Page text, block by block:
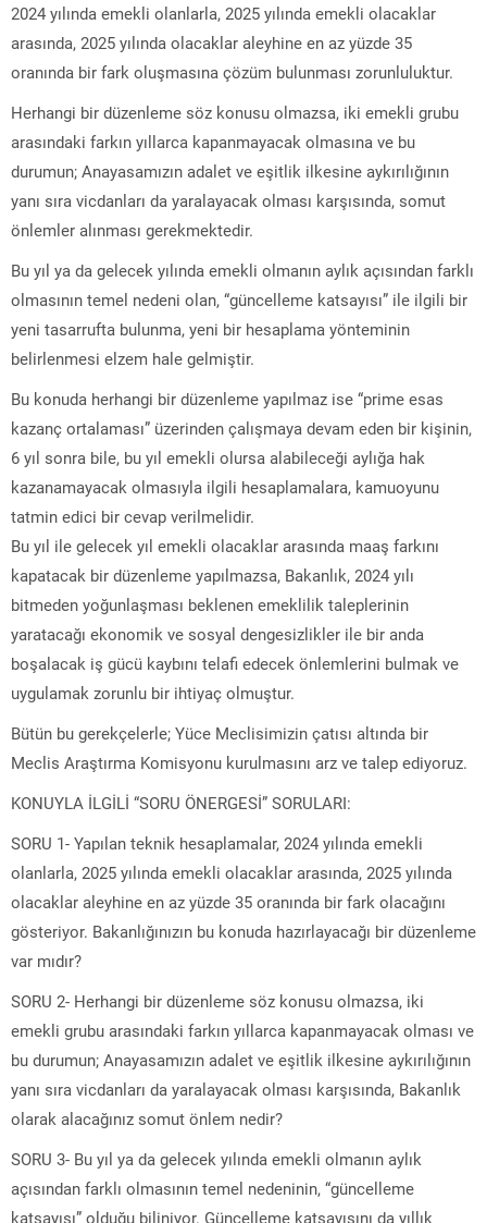
2024 yılında emekli olanlarla, 2025 yılında emekli olacaklar
arasında, 2025 yılında olacaklar aleyhine en az yüzde 35
oranında bir fark oluşmasına çözüm bulunması zorunluluktur.
Herhangi bir düzenleme söz konusu olmazsa, iki emekli grubu
arasındaki farkın yıllarca kapanmayacak olmasına ve bu
durumun; Anayasamızın adalet ve eşitlik ilkesine aykırılığının
yanı sıra vicdanları da yaralayacak olması karşısında, somut
önlemler alınması gerekmektedir.
Bu yıl ya da gelecek yılında emekli olmanın aylık açısından farklı
olmasının temel nedeni olan, “güncelleme katsayısı” ile ilgili bir
yeni tasarrufta bulunma, yeni bir hesaplama yönteminin
belirlenmesi elzem hale gelmiştir.
Bu konuda herhangi bir düzenleme yapılmaz ise “prime esas
kazanç ortalaması” üzerinden çalışmaya devam eden bir kişinin,
6 yıl sonra bile, bu yıl emekli olursa alabileceği aylığa hak
kazanamayacak olmasıyla ilgili hesaplamalara, kamuoyunu
tatmin edici bir cevap verilmelidir.
Bu yıl ile gelecek yıl emekli olacaklar arasında maaş farkını
kapatacak bir düzenleme yapılmazsa, Bakanlık, 2024 yılı
bitmeden yoğunlaşması beklenen emeklilik taleplerinin
yaratacağı ekonomik ve sosyal dengesizlikler ile bir anda
boşalacak iş gücü kaybını telafi edecek önlemlerini bulmak ve
uygulamak zorunlu bir ihtiyaç olmuştur.
Bütün bu gerekçelerle; Yüce Meclisimizin çatısı altında bir
Meclis Araştırma Komisyonu kurulmasını arz ve talep ediyoruz.
KONUYLA İLGİLİ “SORU ÖNERGESİ” SORULARI:
SORU 1- Yapılan teknik hesaplamalar, 2024 yılında emekli
olanlarla, 2025 yılında emekli olacaklar arasında, 2025 yılında
olacaklar aleyhine en az yüzde 35 oranında bir fark olacağını
gösteriyor. Bakanlığınızın bu konuda hazırlayacağı bir düzenleme
var mıdır?
SORU 2- Herhangi bir düzenleme söz konusu olmazsa, iki
emekli grubu arasındaki farkın yıllarca kapanmayacak olması ve
bu durumun; Anayasamızın adalet ve eşitlik ilkesine aykırılığının
yanı sıra vicdanları da yaralayacak olması karşısında, Bakanlık
olarak alacağınız somut önlem nedir?
SORU 3- Bu yıl ya da gelecek yılında emekli olmanın aylık
açısından farklı olmasının temel nedeninin, “güncelleme
katsayısı” olduğu biliniyor. Güncelleme katsayısını da yıllık